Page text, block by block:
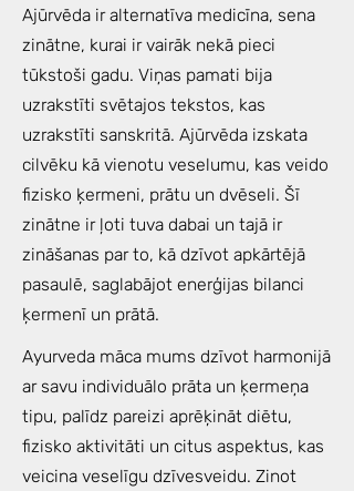
Ajūrvēda ir alternatīva medicīna, sena
zinātne, kurai ir vairāk nekā pieci
tūkstoši gadu. Viņas pamati bija
uzrakstīti svētajos tekstos, kas
uzrakstīti sanskritā. Ajūrvēda izskata
cilvēku kā vienotu veselumu, kas veido
fizisko ķermeni, prātu un dvēseli. Šī
zinātne ir ļoti tuva dabai un tajā ir
zināšanas par to, kā dzīvot apkārtējā
pasaulē, saglabājot enerģijas bilanci
ķermenī un prātā.
Ayurveda māca mums dzīvot harmonijā
ar savu individuālo prāta un ķermeņa
tipu, palīdz pareizi aprēķināt diētu,
fizisko aktivitāti un citus aspektus, kas
veicina veselīgu dzīvesveidu. Zinot